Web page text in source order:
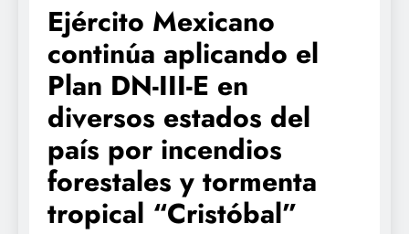
Ejército Mexicano
continúa aplicando el
Plan DN-III-E en
diversos estados del
país por incendios
forestales y tormenta
tropical “Cristóbal”